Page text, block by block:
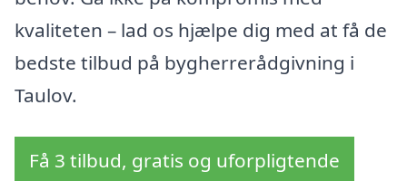
kvaliteten – lad os hjælpe dig med at få de
bedste tilbud på bygherrerådgivning i
Taulov.
Få 3 tilbud, gratis og uforpligtende